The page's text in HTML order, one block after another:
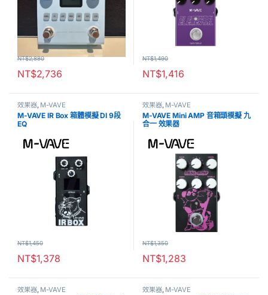
NT$2,736
NT$2,880
NT$1,416
NT$1,490
效果器, M-VAVE
M-VAVE IR Box 箱體模擬 DI 9段
EQ
NT$1,378
NT$1,450
效果器, M-VAVE
M-VAVE Mini AMP 音箱頭模擬 九
合一 效果器
NT$1,283
NT$1,350
效果器, M-VAVE 效果器, M-VAVE